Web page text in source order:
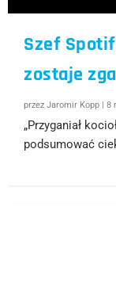
Szef
zostaje
przezJaromir Kopp |8
„Przyganiał
podsumować